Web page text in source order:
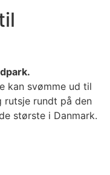
kan svømme ud til
rutsje rundt på den
største i Danmark.